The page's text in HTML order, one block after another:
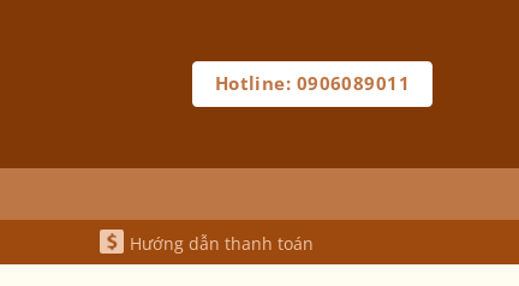
Hotline: 0906089011
Hướng dẫn thanh toán